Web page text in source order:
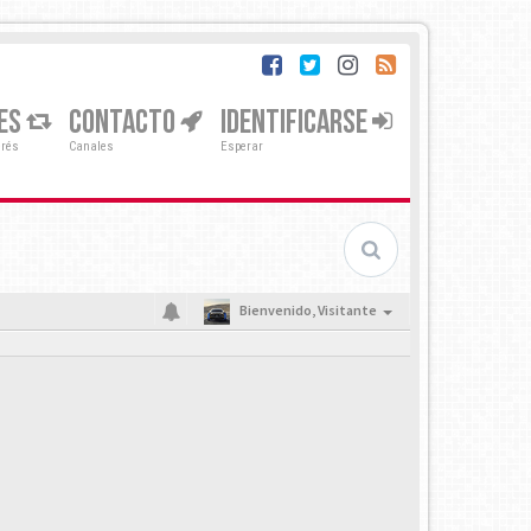
CONTACTO
Canales
IDENTIFICARSE
Esperar
Bienvenido,Visitante